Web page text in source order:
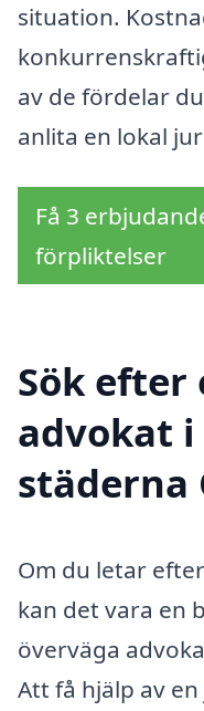
situation.
av de fördelar
anlita en lokal
Få 3
förpliktelser
Sök efter
advokat
städerna
Om du letar
kan det vara en
överväga
Att få hjälp av